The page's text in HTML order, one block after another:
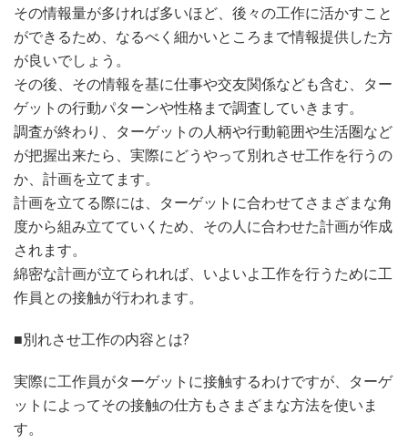
その情報量が多ければ多いほど、後々の工作に活かすこと
ができるため、なるべく細かいところまで情報提供した方
が良いでしょう。
その後、その情報を基に仕事や交友関係なども含む、ター
ゲットの行動パターンや性格まで調査していきます。
調査が終わり、ターゲットの人柄や行動範囲や生活圏など
が把握出来たら、実際にどうやって別れさせ工作を行うの
か、計画を立てます。
計画を立てる際には、ターゲットに合わせてさまざまな角
度から組み立てていくため、その人に合わせた計画が作成
されます。
綿密な計画が立てられれば、いよいよ工作を行うために工
作員との接触が行われます。
■別れさせ工作の内容とは?
実際に工作員がターゲットに接触するわけですが、ターゲ
ットによってその接触の仕方もさまざまな方法を使いま
す。